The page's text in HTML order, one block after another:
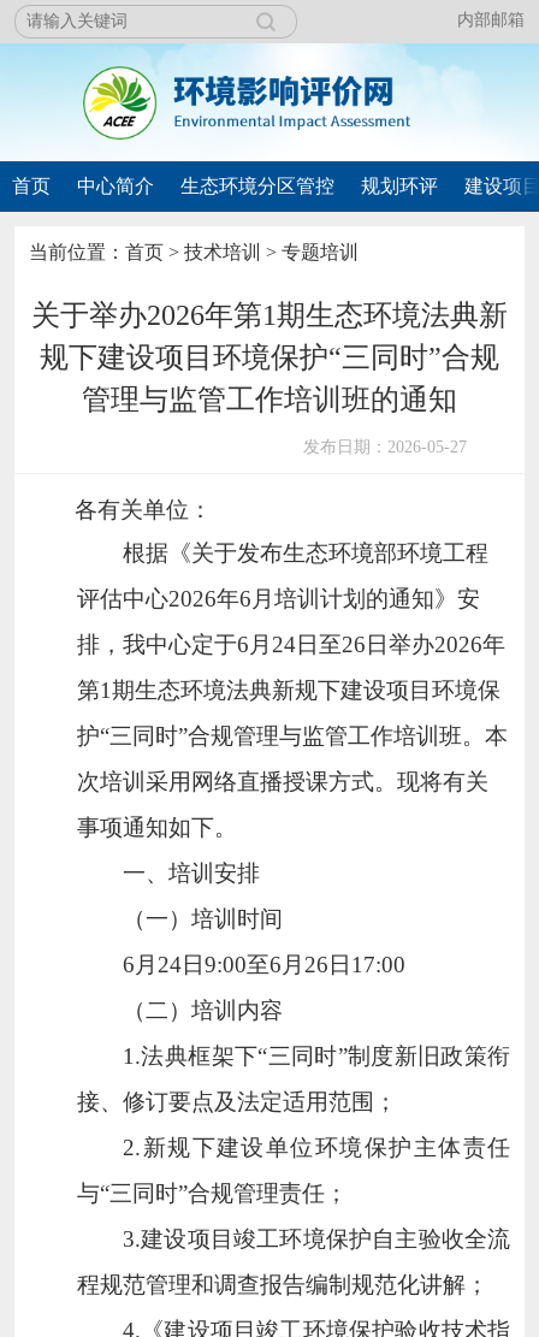
首页 中心简介 生态环境分区管控 规划环评 建设项
内部邮箱
当前位置： 首页> 技术培训 > 专题培训
关于举办2026年第1期生态环境法典新
规下建设项目环境保护“三同时”合规
管理与监管工作培训班的通知
发布日期：2026-05-27
各有关单位：
根据《关于发布生态环境部环境工程
评估中心2026年6 月培训计划的通知》安
排，我中心定于6 月 24日至26日举办2026年
第1期生态环境法典新规下建设项目环境保
护“三同时”合规管理与监管工作培训班。本
次培训采用网络直播授课方式。 现将有关
事项通知如下。
一、培训安排
（一）培训时间
6 月 24日9:00至6 月 26日17:00
（二）培训内容
1.法典框架下“三同时”制度新旧政策衔
接、修订要点及法定适用范围；
2.新规下建设单位环境保护主体责任
与“三同时”合规管理责任；
3.建设项目竣工环境保护自主验收全流
程规范管理和调查报告编制规范化讲解；
4. 《建设项目竣工环境保护验收技术指